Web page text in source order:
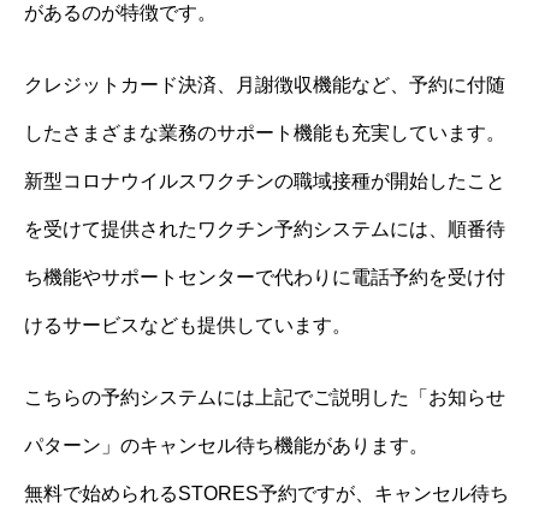
があるのが特徴です。
クレジットカード決済、月謝徴収機能など、予約に付随
したさまざまな業務のサポート機能も充実しています。
新型コロナウイルスワクチンの職域接種が開始したこと
を受けて提供されたワクチン予約システムには、順番待
ち機能やサポートセンターで代わりに電話予約を受け付
けるサービスなども提供しています。
こちらの予約システムには上記でご説明した「お知らせ
パターン」のキャンセル待ち機能があります。
無料で始められるSTORES予約ですが、キャンセル待ち